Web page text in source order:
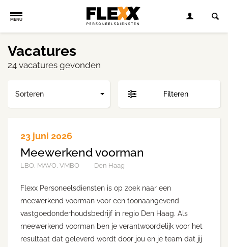
MENU
Vacatures
24 vacatures gevonden
Filteren
Sorteren
23 juni 2026
Meewerkend voorman
LBO, MAVO, VMBO Den Haag
Flexx Personeelsdiensten is op zoek naar een
meewerkend voorman voor een toonaangevend
vastgoedonderhoudsbedrijf in regio Den Haag. Als
meewerkend voorman ben je verantwoordelijk voor het
resultaat dat geleverd wordt door jou en je team dat jij